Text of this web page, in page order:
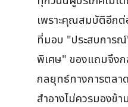
เพราะคุณสมบัติอีก
ที่มอบ "ประสบการ
พิเศษ" ของแถมจึงก
กลยุทธ์ทางการตลา
สำอางไม่ควรมองข้า